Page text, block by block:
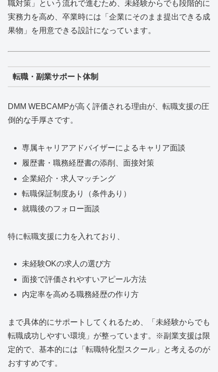
職対策」という流れで進むため、未経験からでも段階的に
実務力を高め、卒業時には「企業にそのまま提出できる成
果物」を用意できる設計になっています。
転職・副業サポート体制
DMM WEBCAMPが高く評価される理由が、転職支援の圧
倒的な手厚さです。
専属キャリアアドバイザーによるキャリア面談
履歴書・職務経歴書の添削、面接対策
企業紹介・求人マッチング
転職保証制度あり（条件あり）
就職後のフォロー面談
特に転職支援に力を入れており、
未経験OKの求人の選び方
面接で評価されやすいアピール方法
内定率を高める職務経歴の作り方
まで具体的にサポートしてくれるため、「未経験からでも
転職成功しやすい環境」が整っています。※副業支援は限
定的で、基本的には「転職特化型スクール」と考えるのが
おすすめです。